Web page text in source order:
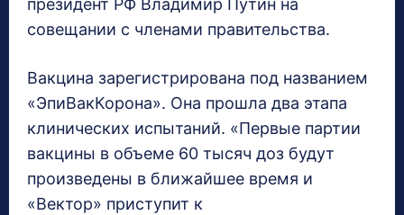
президент РФ Владимир Путин на
совещании с членами правительства.
Вакцина зарегистрирована под названием
«ЭпиВакКорона». Она прошла два этапа
клинических испытаний. «Первые партии
вакцины в объеме 60 тысяч доз будут
произведены в ближайшее время и
«Вектор» приступит к